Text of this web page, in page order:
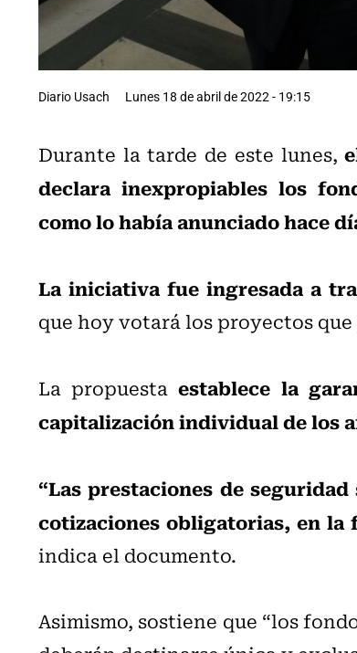
Diario Usach Lunes 18 de abril de 2022 - 19:15
Durante la tarde de este lunes,
declara inexpropiables los
como lo había anunciado hace
La iniciativa fue ingresada a
que hoy votará los proyectos
La propuestaestablece la
capitalización individual de los
“Las prestaciones de
cotizaciones obligatorias, en la
indica el documento.
Asimismo, sostiene que “los